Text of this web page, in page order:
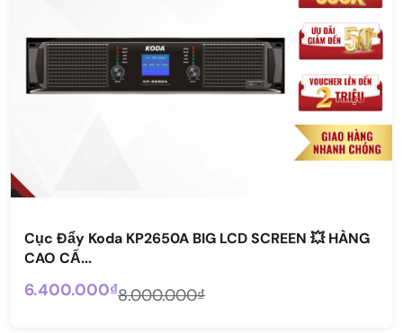
Cục Đẩy Koda KP2650A BIG LCD SCREEN 💥 HÀNG
CAO CẤ...
6.400.000₫8.000.000₫